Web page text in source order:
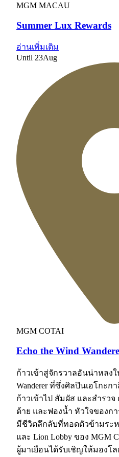
MGM MACAU
Summer Lux Rewards
อ่านเพิ่มเติม
Until 23Aug
MGM COTAI
Echo the Wind
ก้าวเข้าสู่จักรวาลอันน่าหลงใ
Wanderer ที่ซึ่งศิลปินเอโกะ
ก้าวเข้าไป สัมผัส และสำรว
ด้าย และฟองน้ำ หัวใจของก
มีชีวิตลึกลับที่ทอดตัวข้ามระ
และ Lion Lobby ของ MGM
ผู้มาเยือนได้รับเชิญให้มองโ